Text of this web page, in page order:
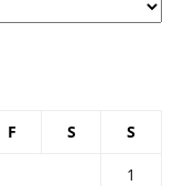
F S S
1